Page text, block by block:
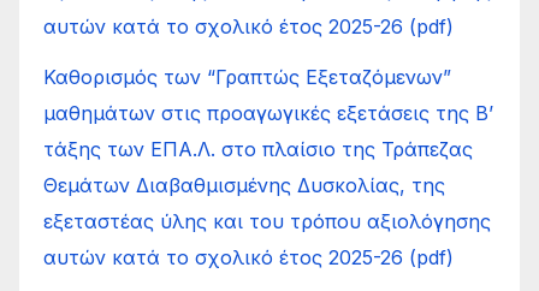
αυτών κατά το σχολικό έτος 2025-26 (pdf)
Καθορισμός των “Γραπτώς Εξεταζόμενων”
μαθημάτων στις προαγωγικές εξετάσεις της Β’
τάξης των ΕΠΑ.Λ. στο πλαίσιο της Τράπεζας
Θεμάτων Διαβαθμισμένης Δυσκολίας, της
εξεταστέας ύλης και του τρόπου αξιολόγησης
αυτών κατά το σχολικό έτος 2025-26 (pdf)